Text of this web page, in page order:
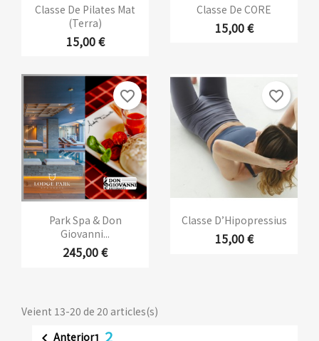
Classe De Pilates Mat
(terra)
15,00 €
Classe De CORE
15,00 €
Park Spa & Don
Giovanni...
245,00 €
favorite_border
Classe D’Hipopressius
15,00 €
favorite_border
Veient 13-20 de 20 articles(s)
Anterior1 2